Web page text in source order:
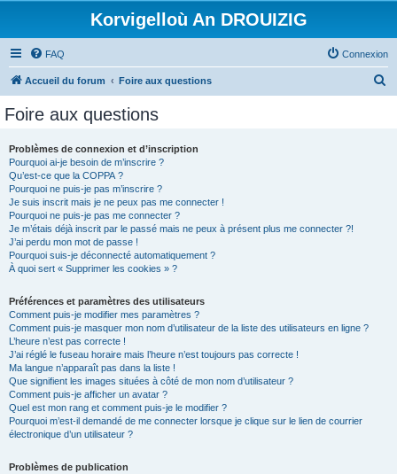
Korvigelloù An DROUIZIG
FAQ Connexion
Accueil du forum Foire aux questions
Foire aux questions
Problèmes de connexion et d’inscription
Pourquoi ai-je besoin de m’inscrire ?
Qu’est-ce que la COPPA ?
Pourquoi ne puis-je pas m’inscrire ?
Je suis inscrit mais je ne peux pas me connecter !
Pourquoi ne puis-je pas me connecter ?
Je m’étais déjà inscrit par le passé mais ne peux à présent plus me connecter ?!
J’ai perdu mon mot de passe !
Pourquoi suis-je déconnecté automatiquement ?
À quoi sert « Supprimer les cookies » ?
Préférences et paramètres des utilisateurs
Comment puis-je modifier mes paramètres ?
Comment puis-je masquer mon nom d’utilisateur de la liste des utilisateurs en ligne ?
L’heure n’est pas correcte !
J’ai réglé le fuseau horaire mais l’heure n’est toujours pas correcte !
Ma langue n’apparaît pas dans la liste !
Que signifient les images situées à côté de mon nom d’utilisateur ?
Comment puis-je afficher un avatar ?
Quel est mon rang et comment puis-je le modifier ?
Pourquoi m’est-il demandé de me connecter lorsque je clique sur le lien de courrier
électronique d’un utilisateur ?
Problèmes de publication